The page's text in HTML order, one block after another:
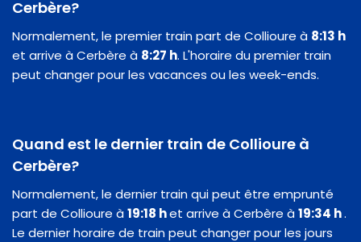
Cerbère?
Normalement, le premier train part de Collioure à 8:13 h
et arrive à Cerbère à 8:27 h. L'horaire du premier train
peut changer pour les vacances ou les week-ends.
Quand est le dernier train de Collioure à
Cerbère?
Normalement, le dernier train qui peut être emprunté
part de Collioure à19:18 het arrive à Cerbère à19:34 h.
Le dernier horaire de train peut changer pour les jours